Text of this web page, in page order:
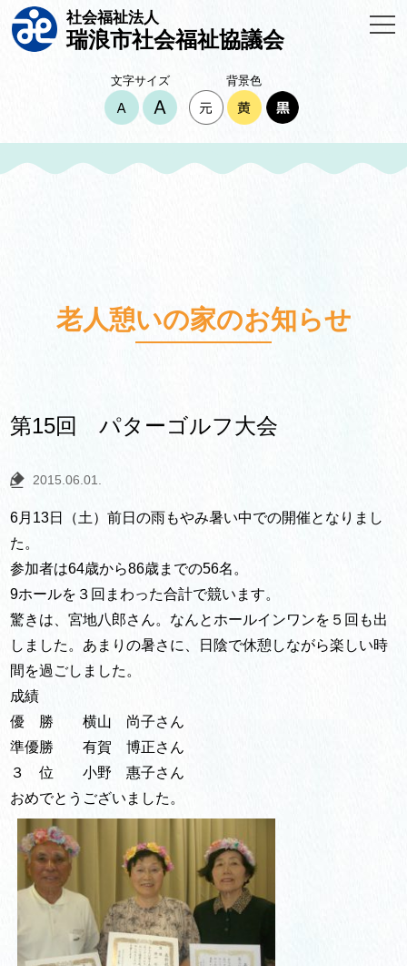
社会福祉法人
瑞浪市社会福祉協議会
文字サイズ 背景色
老人憩いの家のお知らせ
第15回 パターゴルフ大会
2015.06.01.
6月13日（土）前日の雨もやみ暑い中での開催となりまし
た。
参加者は64歳から86歳までの56名。
9ホールを３回まわった合計で競います。
驚きは、宮地八郎さん。なんとホールインワンを５回も出
しました。あまりの暑さに、日陰で休憩しながら楽しい時
間を過ごしました。
成績
優 勝 横山 尚子さん
準優勝 有賀 博正さん
３ 位 小野 惠子さん
おめでとうございました。